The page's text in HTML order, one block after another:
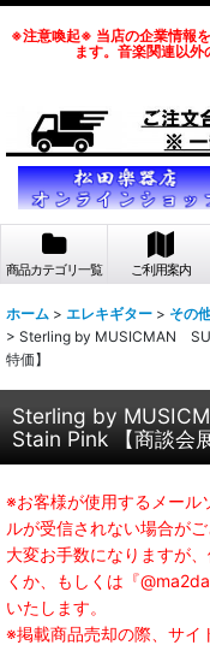
※注意喚起※ 当店の企業情報
ます。音楽関連以外
商品カテゴリ一覧 ご利用案内
ホーム > エレキギター > その
> Sterling by MUSICMAN
特価】
Sterling by
Stain Pink 【商談会
※お客様が使用するメール
ルが受信されない場合がご
大変お手数になりますが
くか、もしくは『
いたします。
※掲載商品売却の際、サイ